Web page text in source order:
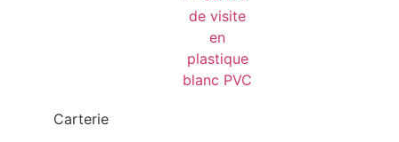
Carterie